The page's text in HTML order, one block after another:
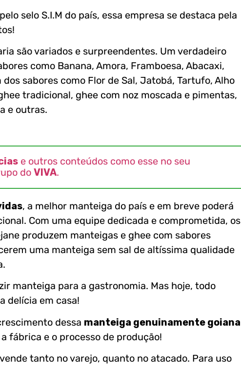
selo S.I.M do país, essa empresa se destaca pela
são variados e surpreendentes. Um verdadeiro
como Banana, Amora, Framboesa, Abacaxi,
sabores como Flor de Sal, Jatobá, Tartufo, Alho
tradicional, ghee com noz moscada e pimentas,
e outras.
e outros conteúdos como esse no seu
do VIVA.
, a melhor manteiga do país e em breve poderá
Com uma equipe dedicada e comprometida, os
produzem manteigas e ghee com sabores
uma manteiga sem sal de altíssima qualidade
manteiga para a gastronomia. Mas hoje, todo
delícia em casa!
dessa manteiga genuinamente goiana
fábrica e o processo de produção!
tanto no varejo, quanto no atacado. Para uso